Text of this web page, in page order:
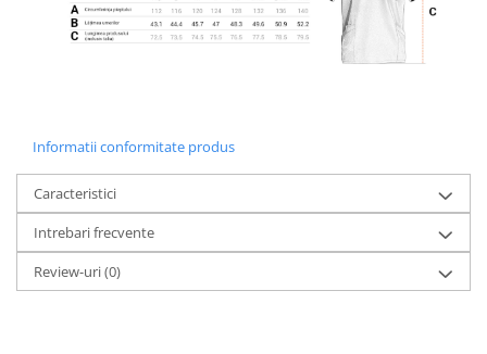
Informatii conformitate produs
Caracteristici
Intrebari frecvente
Review-uri(0)